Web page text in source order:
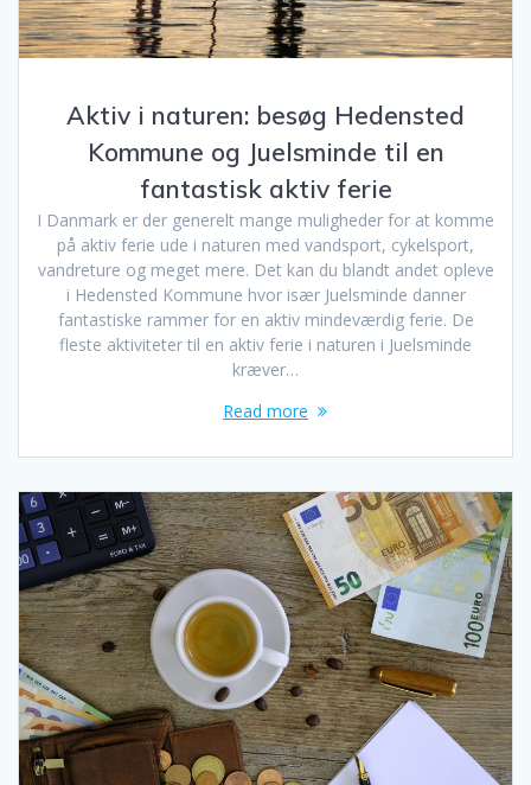
Aktiv i naturen: besøg Hedensted
Kommune og Juelsminde til en
fantastisk aktiv ferie
I Danmark er der generelt mange muligheder for at komme
på aktiv ferie ude i naturen med vandsport, cykelsport,
vandreture og meget mere. Det kan du blandt andet opleve
i Hedensted Kommune hvor især Juelsminde danner
fantastiske rammer for en aktiv mindeværdig ferie. De
fleste aktiviteter til en aktiv ferie i naturen i Juelsminde
kræver…
Read more